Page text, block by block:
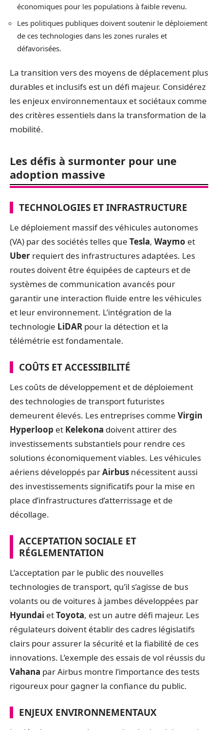
économiques pour les populations à faible revenu.
Les politiques publiques doivent soutenir le déploiement
de ces technologies dans les zones rurales et
défavorisées.
La transition vers des moyens de déplacement plus
durables et inclusifs est un défi majeur. Considérez
les enjeux environnementaux et sociétaux comme
des critères essentiels dans la transformation de la
mobilité.
Les défis à surmonter pour une
adoption massive
TECHNOLOGIES ET INFRASTRUCTURE
Le déploiement massif des véhicules autonomes
(VA) par des sociétés telles que Tesla, Waymo et
Uber requiert des infrastructures adaptées. Les
routes doivent être équipées de capteurs et de
systèmes de communication avancés pour
garantir une interaction fluide entre les véhicules
et leur environnement. L’intégration de la
technologie LiDAR pour la détection et la
télémétrie est fondamentale.
COÛTS ET ACCESSIBILITÉ
Les coûts de développement et de déploiement
des technologies de transport futuristes
demeurent élevés. Les entreprises comme Virgin
Hyperloop et Kelekona doivent attirer des
investissements substantiels pour rendre ces
solutions économiquement viables. Les véhicules
aériens développés parAirbus nécessitent aussi
des investissements significatifs pour la mise en
place d’infrastructures d’atterrissage et de
décollage.
ACCEPTATION SOCIALE ET
RÉGLEMENTATION
L’acceptation par le public des nouvelles
technologies de transport, qu’il s’agisse de bus
volants ou de voitures à jambes développées par
Hyundai etToyota, est un autre défi majeur. Les
régulateurs doivent établir des cadres législatifs
clairs pour assurer la sécurité et la fiabilité de ces
innovations. L’exemple des essais de vol réussis du
Vahana par Airbus montre l’importance des tests
rigoureux pour gagner la confiance du public.
ENJEUX ENVIRONNEMENTAUX